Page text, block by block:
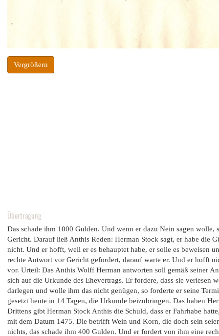
Vergrößern
Übertragung
Das schade ihm 1000 Gulden. Und wenn er dazu Nein sagen
Gericht. Darauf ließ Anthis Reden: Herman Stock sagt, er habe die
nicht. Und er hofft, weil er es behauptet habe, er solle es beweisen
rechte Antwort vor Gericht gefordert, darauf warte er. Und er hofft
vor. Urteil: Das Anthis Wolff Herman antworten soll gemäß seiner
sich auf die Urkunde des Ehevertrags. Er fordere, dass sie
darlegen und wolle ihm das nicht genügen, so forderte er seine
gesetzt heute in 14 Tagen, die Urkunde beizubringen. Das haben
Drittens gibt Herman Stock Anthis die Schuld, dass er Fahrhabe
mit dem Datum 1475. Die betrifft Wein und Korn, die doch sein
nichts, das schade ihm 400 Gulden. Und er fordert von ihm eine